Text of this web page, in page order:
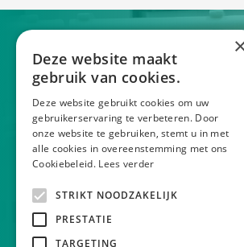
Jouw verhaal op
Een Lego
perfecte pronkstuk
Laten we kennismaken bij een kopje
bespreken.
Ik luister graag naar je verhaal!
Deze website maakt
gebruik van cookies.
Deze website gebruikt cookies om uw
gebruikerservaring te verbeteren. Door
onze website te gebruiken, stemt u in met
alle cookies in overeenstemming met ons
Cookiebeleid. Lees verder
STRIKT NOODZAKELIJK
PRESTATIE
TARGETING